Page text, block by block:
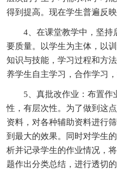
得到提高。现在学生普遍反
4、在课堂教学中，坚持
要质量。以学生为主体，以
知识与技能，学习过程和方
养学生自主学习，合作学习
5、真批改作业：布置
性，有层次性。为了做到这
资料，对各种辅助资料进行
到最大的效果。同时对学生
析并记录学生的作业情况，
题作出分类总结，进行透切